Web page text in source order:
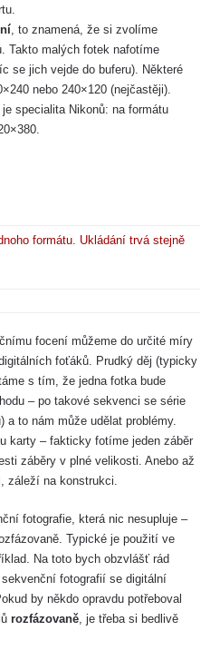
, to znamená, že si zvolíme
Takto malých fotek nafotíme
se jich vejde do buferu). Některé
nebo 240×120 (nejčastěji).
je specialita Nikonů: na formátu
formátu. Ukládání trvá stejně
focení můžeme do určité míry
foťáků. Prudký děj (typicky
s tím, že jedna fotka bude
– po takové sekvenci se série
a to nám může udělat problémy.
karty – fakticky fotíme jeden záběr
záběry v plné velikosti. Anebo až
záleží na konstrukci.
fotografie, která nic nesupluje –
Typické je použití ve
Na toto bych obzvlášť rád
fotografií se digitální
by někdo opravdu potřeboval
rozfázovaně , je třeba si bedlivě